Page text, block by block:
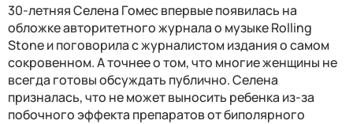
30-летняя Селена Гомес впервые появилась на
обложке авторитетного журнала о музыке Rolling
Stone и поговорила с журналистом издания о самом
сокровенном. А точнее о том, что многие женщины не
всегда готовы обсуждать публично. Селена
призналась, что не может выносить ребенка из-за
побочного эффекта препаратов от биполярного